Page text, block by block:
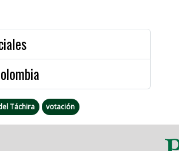
Táchira votación